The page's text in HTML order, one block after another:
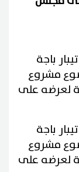
باجة
مشروع
لعرضه على
باجة
مشروع
لعرضه على